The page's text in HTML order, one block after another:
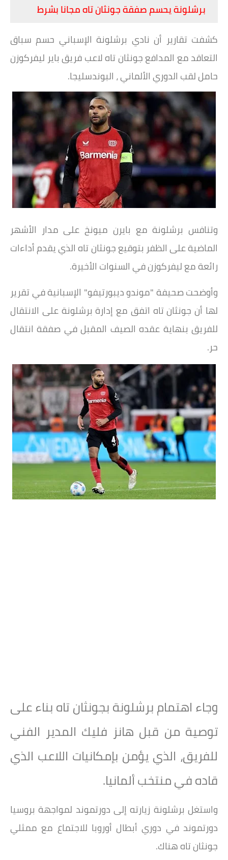
برشلونة يحسم صفقة جونثان تاه مجانا بشرط
كشفت تقارير أن نادي برشلونة الإسباني حسم سباق
التعاقد مع المدافع جونثان تاه لاعب فريق باير ليفركوزن
حامل لقب الدوري الألماني ، البوندسليجا.
وتنافس برشلونة مع بايرن ميونخ على مدار الأشهر
الماضية على الظفر بتوقيع جونثان تاه الذي يقدم أداءات
رائعة مع ليفركوزن في السنوات الأخيرة.
وأوضحت صحيفة "موندو ديبورتيفو" الإسبانية في تقرير
لها أن جونثان تاه اتفق مع إدارة برشلونة على الانتقال
للفريق بنهاية عقده الصيف المقبل في صفقة انتقال
حر.
وجاء اهتمام برشلونة بجونثان تاه بناء على
توصية من قبل هانز فليك المدير الفني
للفريق، الذي يؤمن بإمكانيات اللاعب الذي
قاده في منتخب ألمانيا.
واستغل برشلونة زيارته إلى دورتموند لمواجهة بروسيا
دورتموند في دوري أبطال أوروبا للاجتماع مع ممثلي
جونثان تاه هناك.